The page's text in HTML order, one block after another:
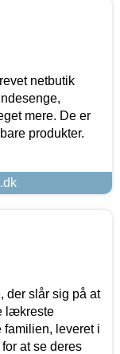
netbutik
mere. De er
produkter.
der slår sig på at
lækreste
familien, leveret i
at se deres